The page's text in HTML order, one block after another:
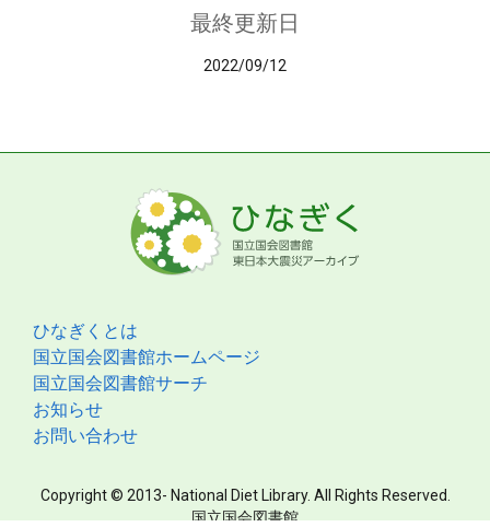
最終更新日
2022/09/12
ひなぎくとは
国立国会図書館ホームページ
国立国会図書館サーチ
お知らせ
お問い合わせ
Copyright © 2013- National Diet Library. All Rights Reserved.